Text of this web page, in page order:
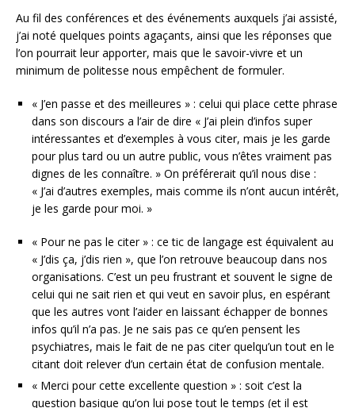
Au fil des conférences et des événements auxquels j’ai assisté,
j’ai noté quelques points agaçants, ainsi que les réponses que
l’on pourrait leur apporter, mais que le savoir-vivre et un
minimum de politesse nous empêchent de formuler.
« J’en passe et des meilleures » : celui qui place cette phrase
dans son discours a l’air de dire « J’ai plein d’infos super
intéressantes et d’exemples à vous citer, mais je les garde
pour plus tard ou un autre public, vous n’êtes vraiment pas
dignes de les connaître. » On préférerait qu’il nous dise :
« J’ai d’autres exemples, mais comme ils n’ont aucun intérêt,
je les garde pour moi. »
« Pour ne pas le citer » : ce tic de langage est équivalent au
« J’dis ça, j’dis rien », que l’on retrouve beaucoup dans nos
organisations. C’est un peu frustrant et souvent le signe de
celui qui ne sait rien et qui veut en savoir plus, en espérant
que les autres vont l’aider en laissant échapper de bonnes
infos qu’il n’a pas. Je ne sais pas ce qu’en pensent les
psychiatres, mais le fait de ne pas citer quelqu’un tout en le
citant doit relever d’un certain état de confusion mentale.
« Merci pour cette excellente question » : soit c’est la
question basique qu’on lui pose tout le temps (et il est